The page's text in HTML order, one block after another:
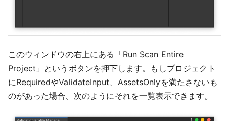
このウィンドウの右上にある「Run Scan Entire
Project」というボタンを押下します。もしプロジェクト
にRequiredやValidateInput、AssetsOnlyを満たさないも
のがあった場合、次のようにそれを一覧表示できます。